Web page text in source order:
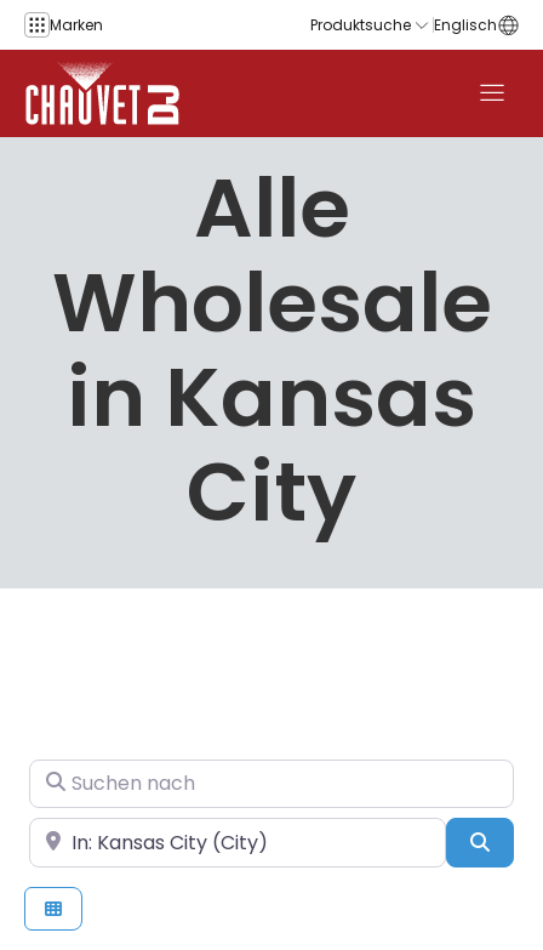
Zum Inhalt springen
Marken Produktsuche Englisch
Alle
Wholesale
in Kansas
City
Suchen nach
In der Nähe